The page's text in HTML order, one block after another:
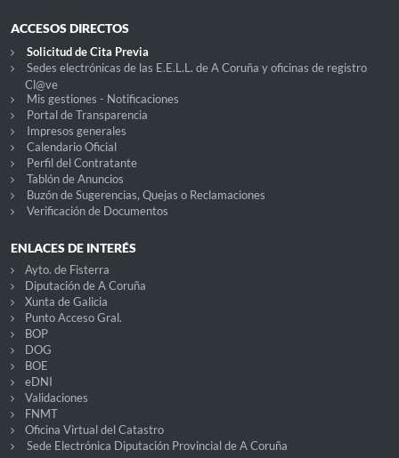
ACCESOS DIRECTOS
Solicitud de Cita Previa
Sedes electrónicas de las E.E.L.L. de A Coruña y oficinas de registro
Cl@ve
Mis gestiones - Notificaciones
Portal de Transparencia
Impresos generales
Calendario Oficial
Perfil del Contratante
Tablón de Anuncios
Buzón de Sugerencias, Quejas o Reclamaciones
Verificación de Documentos
ENLACES DE INTERÉS
Ayto. de Fisterra
Diputación de A Coruña
Xunta de Galicia
Punto Acceso Gral.
BOP
DOG
BOE
eDNI
Validaciones
FNMT
Oficina Virtual del Catastro
Sede Electrónica Diputación Provincial de A Coruña